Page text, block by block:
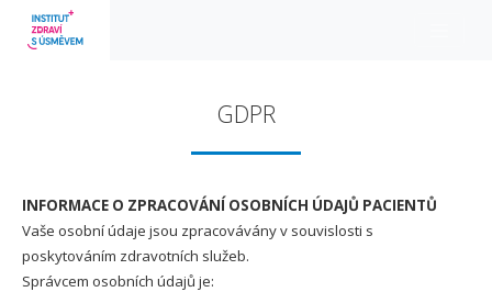
GDPR
INFORMACE O ZPRACOVÁNÍ OSOBNÍCH ÚDAJŮ PACIENTŮ
Vaše osobní údaje jsou zpracovávány v souvislosti s
poskytováním zdravotních služeb.
Správcem osobních údajů je: